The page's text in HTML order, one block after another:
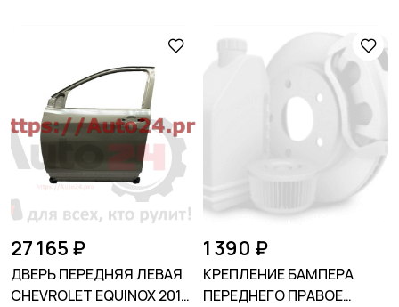
27 165 ₽
ДВЕРЬ ПЕРЕДНЯЯ ЛЕВАЯ
CHEVROLET EQUINOX 2017-
1 390 ₽
КРЕПЛЕНИЕ БАМПЕРА
ПЕРЕДНЕГО ПРАВОЕ